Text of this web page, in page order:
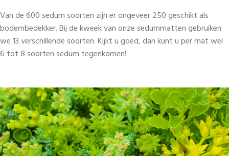
Van de 600 sedum soorten zijn er ongeveer 250 geschikt als
bodembedekker. Bij de kweek van onze sedummatten gebruiken
we 13 verschillende soorten. Kijkt u goed, dan kunt u per mat wel
6 tot 8 soorten sedum tegenkomen!